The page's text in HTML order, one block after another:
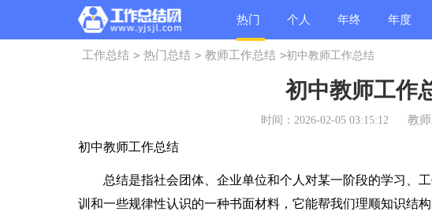
热门
总结
个人
总结
年终
总结
年度
工作总结 > 热门总结 > 教师工作总结 >初中教师工作总结
初中教师工作
时间：2026-02-05 03:15:12 教
初中教师工作总结
总结是指社会团体、企业单位和个人对某一阶段的学习、工
训和一些规律性认识的一种书面材料，它能帮我们理顺知识结